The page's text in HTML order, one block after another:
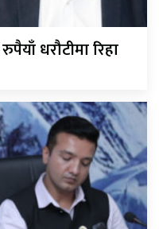
धरौटीमा रिहा